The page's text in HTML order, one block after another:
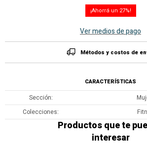
27
Ver medios de pago
Métodos y costos de
CARACTERÍSTICAS
Sección
Colecciones
Productos que te
interesar